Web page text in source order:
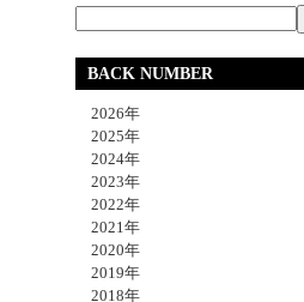
BACK NUMBER
2026年
2025年
2024年
2023年
2022年
2021年
2020年
2019年
2018年